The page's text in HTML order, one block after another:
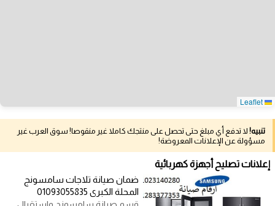
تنبيه! لا تدفع أي مبلغ حتى تحصل على منتجك كاملا غير منقوصا! سوق العرب غير
مسؤولة عن الإعلانات المعروضة!
إعلانات تصليح أجهزة كهربائية
ضمان صيانة تلاجات سامسونج
المحلة الكبرى 01093055835